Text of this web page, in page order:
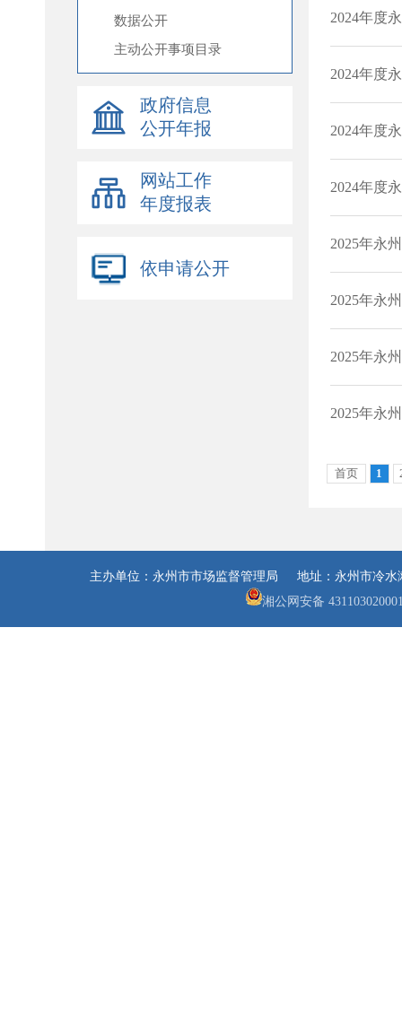
数据公开
主动公开事项目录
政府信息
公开年报
网站工作
年度报表
依申请公开
主办单位：永州市市场监督管理局 地址：永州市冷
湘公网安备